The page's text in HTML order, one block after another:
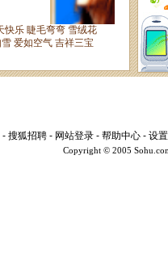
- 搜狐招聘 - 网站登录 - 帮助中心 - 设
Copyright © 2005